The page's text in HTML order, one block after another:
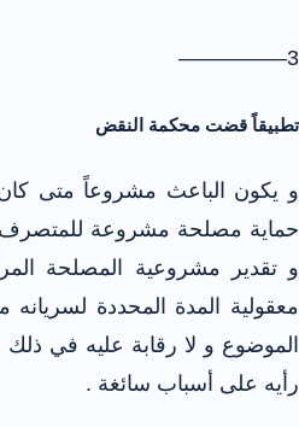
3—————
تطبيقاً قضت محكمة النقض
و يكون الباعث مشروعاً متى
حماية مصلحة مشروعة للمتصرف
و تقدير مشروعية المصلحة
معقولية المدة المحددة
الموضوع و لا رقابة عليه في
رأيه على أسباب سائغة .